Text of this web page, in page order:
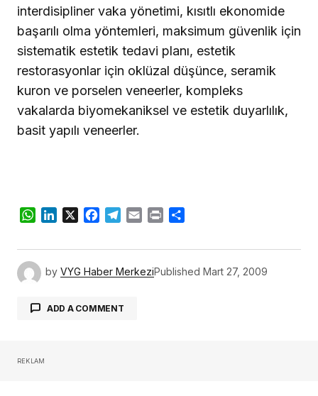
interdisipliner vaka yönetimi, kısıtlı ekonomide
başarılı olma yöntemleri, maksimum güvenlik için
sistematik estetik tedavi planı, estetik
restorasyonlar için oklüzal düşünce, seramik
kuron ve porselen veneerler, kompleks
vakalarda biyomekaniksel ve estetik duyarlılık,
basit yapılı veneerler.
WhatsApp
LinkedIn
X Facebook
Telegram
Email Print
by VYG Haber MerkeziPublished Mart 27, 2009
ADD A COMMENT
REKLAM